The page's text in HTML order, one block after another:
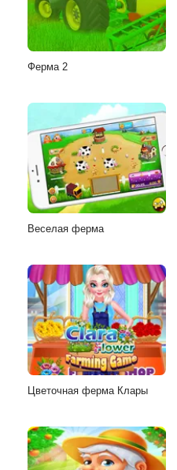
Ферма 2
Веселая ферма
Цветочная ферма Клары